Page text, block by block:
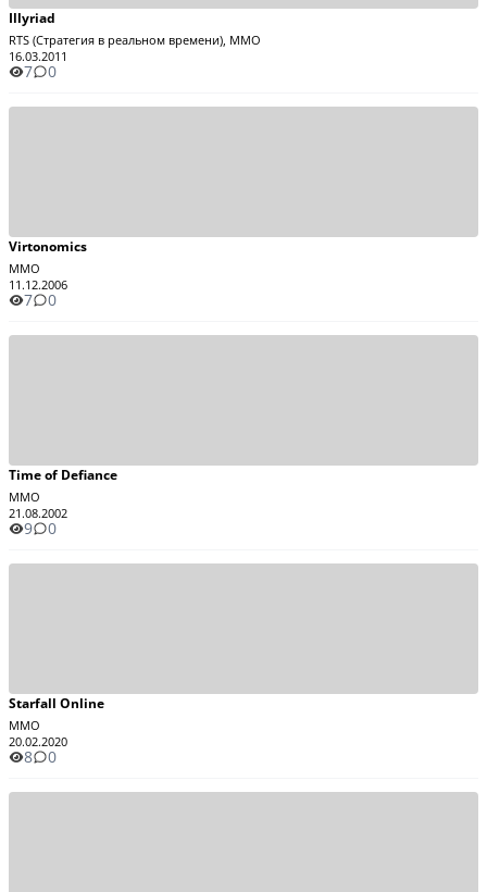
Illyriad
RTS (Стратегия в реальном времени), MMO
16.03.2011
7 0
Virtonomics
MMO
11.12.2006
7 0
Time of Defiance
MMO
21.08.2002
9 0
Starfall Online
MMO
20.02.2020
8 0